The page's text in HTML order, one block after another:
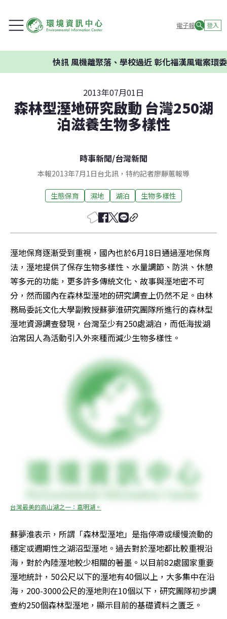
電子報 登入
快訊風機離聚落、學校過近 彰化福漢風電案環委建
2013年07月01日
森林型溼地研究啟動 台灣250湖
泊滋養生物多樣性
時事新聞/台灣新聞
本報2013年7月1日台北訊，特約記者廖靜蕙報導
生態保育 濕地 湖泊 生物多樣性
溼地保育逐漸受到重視，國內也於6月18日通過溼地保育
法，溼地提供了保存生物多樣性、水量調節、防洪、休憩
等多元的功能，更多許多傳統文化、故事與溼地密不可
分，然而國內在森林型溼地的研究調查上仍然不足。由林
務局委託文化大學副教授蘇夢淮研究團隊所進行的森林型
溼地資源調查發現，台灣至少有250處湖泊，而低海拔湖
泊常因人為活動引入外來種而減少生物多樣性。
台灣最美的高山湖之一：嘉明湖。
蘇夢淮表示，所謂「森林型溼地」是指停滯或緩慢流動的
穩定或週期性之湖沼型溼地。過去對於溼地都比較重視沿
海，對於內陸溼地較少相關的著墨。以目前82處國家重要
溼地統計，50公尺以下的溼地有40個以上，大多集中在沿
海，200-3000公尺的溼地則在10個以下，研究團隊初步調
查約250個森林型溼地，顯示目前的基礎資料之匱乏。